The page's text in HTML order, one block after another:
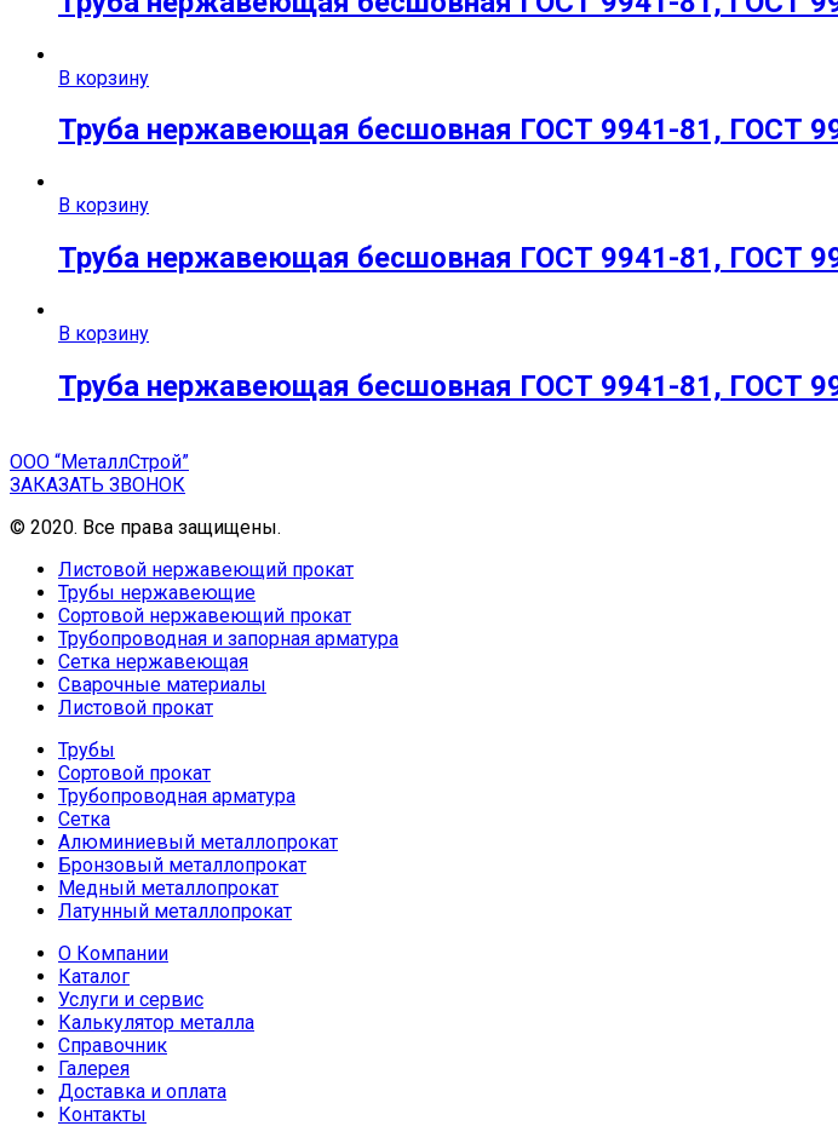
В корзину
Труба нержавеющая бесшовная ГОСТ 9941-81, ГОСТ
В корзину
Труба нержавеющая бесшовная ГОСТ 9941-81, ГОСТ
В корзину
Труба нержавеющая бесшовная ГОСТ 9941-81, ГОСТ
ООО “МеталлСтрой”
ЗАКАЗАТЬ ЗВОНОК
© 2020. Все права защищены.
Листовой нержавеющий прокат
Трубы нержавеющие
Сортовой нержавеющий прокат
Трубопроводная и запорная арматура
Сетка нержавеющая
Сварочные материалы
Листовой прокат
Трубы
Сортовой прокат
Трубопроводная арматура
Сетка
Алюминиевый металлопрокат
Бронзовый металлопрокат
Медный металлопрокат
Латунный металлопрокат
О Компании
Каталог
Услуги и сервис
Калькулятор металла
Справочник
Галерея
Доставка и оплата
Контакты